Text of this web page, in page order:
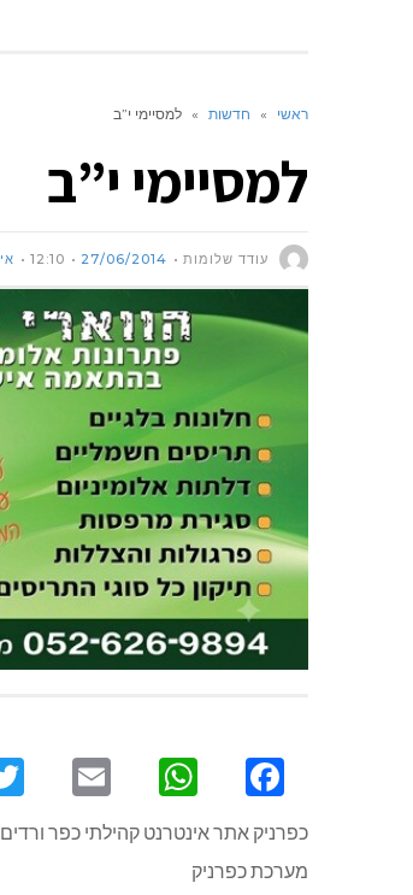
ראשי » חדשות » למסיימי י”ב
למסיימי י”ב
עודד שלומות 27/06/2014
12:10
Facebook
WhatsApp
Email
כפרניק אתר אינטרנט קהילתי כפר
מערכת כפרניק